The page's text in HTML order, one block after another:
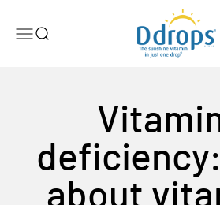
MenuSearch
Ddrops Official
about